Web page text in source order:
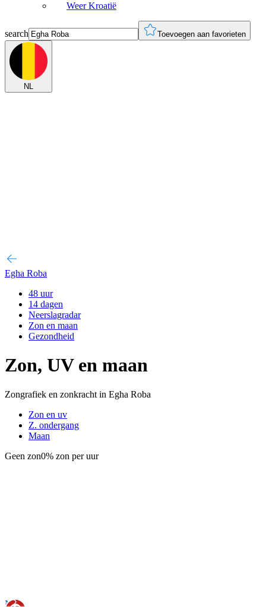
Weer Kroatië
search Toevoegen aan favorieten
NL
Egha Roba
48 uur
14 dagen
Neerslagradar
Zon en maan
Gezondheid
Zon, UV en maan
Zongrafiek en zonkracht in Egha Roba
Zon en uv
Z. ondergang
Maan
Geen zon0% zon per uur
Nu